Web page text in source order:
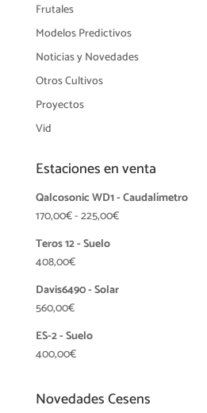
Frutales
Modelos Predictivos
Noticias y Novedades
Otros Cultivos
Proyectos
Vid
Estaciones en venta
Qalcosonic WD1 - Caudalímetro
170,00€-225,00€Rango
170,00€
Teros 12 - Suelo
408,00€
Davis6490 - Solar
560,00€
ES-2 - Suelo
400,00€
Novedades Cesens